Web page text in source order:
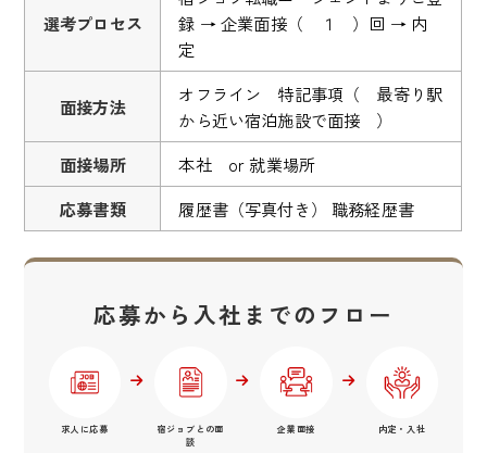
選考プロセス
録 → 企業面接（ １ ）回 → 内
定
面接方法
オフライン 特記事項（ 最寄り駅
から近い宿泊施設で面接 ）
面接場所
本社 or 就業場所
応募書類
履歴書（写真付き） 職務経歴書
応募から入社までのフロー
求人に応募
宿ジョブとの面
談
企業面接 内定・入社